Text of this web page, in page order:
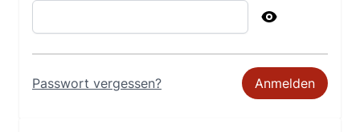
Anmelden
Passwort vergessen?